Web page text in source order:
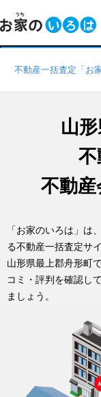
不動産一括査定「お
山
不
不動産
「お家のいろは」は
る不動産一括査定サ
山形県最上郡舟形町
コミ・評判を確認し
ましょう。